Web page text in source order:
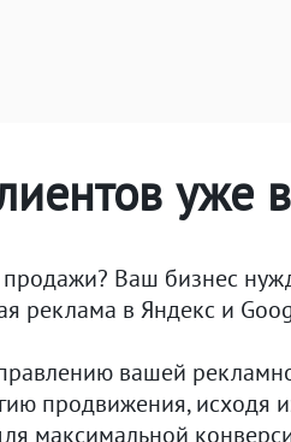
Ваш бизнес
реклама в Яндекс и
вашей
продвижения, исходя
максимальной